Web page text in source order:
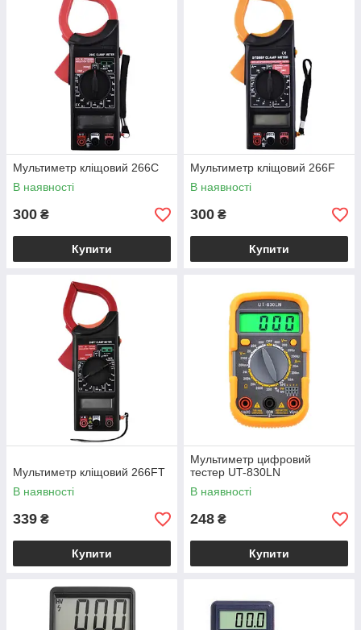
Мультиметр кліщовий 266C
В наявності
300 ₴
Купити
Мультиметр кліщовий 266F
В наявності
300 ₴
Купити
Мультиметр кліщовий 266FT
В наявності
339 ₴
Купити
Мультиметр цифровий
тестер UT-830LN
В наявності
248 ₴
Купити